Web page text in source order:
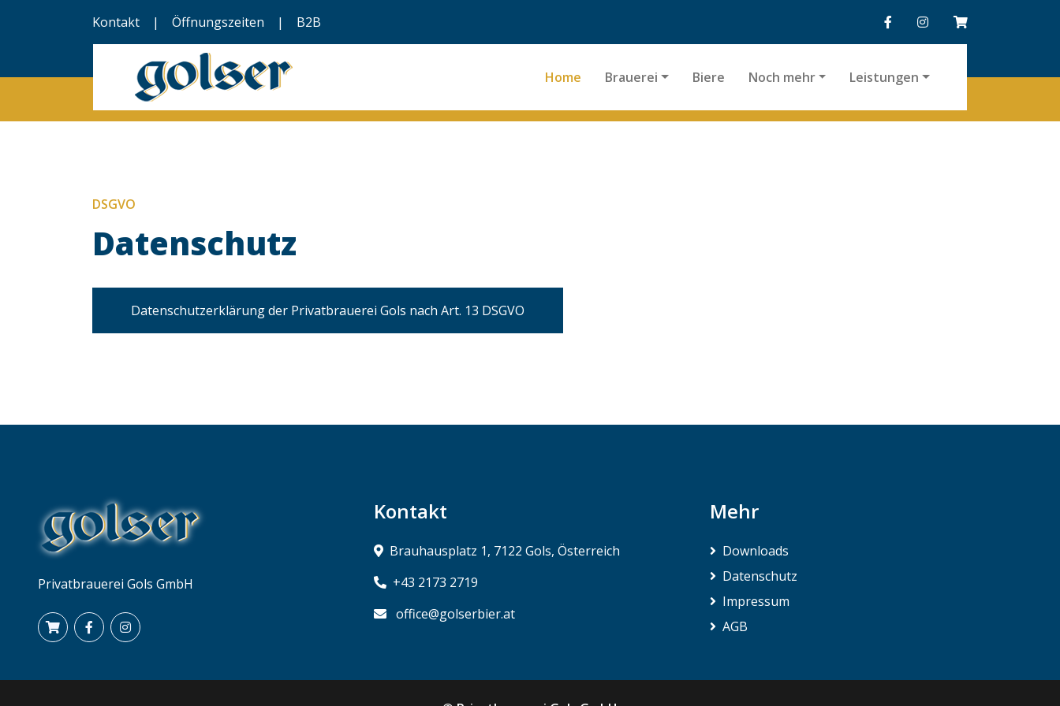
Kontakt | Öffnungszeiten | B2B
Home Brauerei Biere Noch mehr Leistungen
DSGVO
Datenschutz
Datenschutzerklärung der Privatbrauerei Gols nach Art. 13 DSGVO
Privatbrauerei Gols GmbH
Kontakt
Brauhausplatz 1, 7122 Gols, Österreich
+43 2173 2719
office@golserbier.at
Mehr
Downloads
Datenschutz
Impressum
AGB